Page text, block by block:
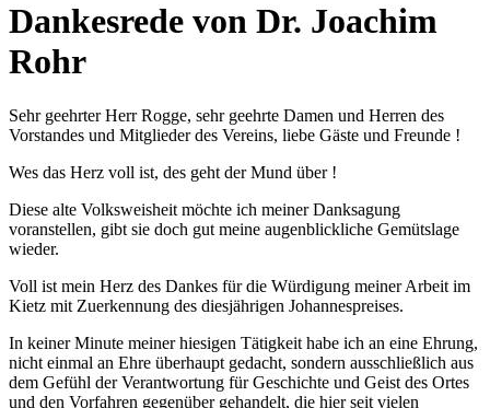
Dankesrede von Dr. Joachim
Rohr
Sehr geehrter Herr Rogge, sehr geehrte Damen und Herren des
Vorstandes und Mitglieder des Vereins, liebe Gäste und Freunde !
Wes das Herz voll ist, des geht der Mund über !
Diese alte Volksweisheit möchte ich meiner Danksagung
voranstellen, gibt sie doch gut meine augenblickliche Gemütslage
wieder.
Voll ist mein Herz des Dankes für die Würdigung meiner Arbeit im
Kietz mit Zuerkennung des diesjährigen Johannespreises.
In keiner Minute meiner hiesigen Tätigkeit habe ich an eine Ehrung,
nicht einmal an Ehre überhaupt gedacht, sondern ausschließlich aus
dem Gefühl der Verantwortung für Geschichte und Geist des Ortes
und den Vorfahren gegenüber gehandelt, die hier seit vielen